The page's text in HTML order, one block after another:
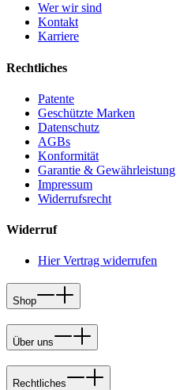
Wer wir sind
Kontakt
Karriere
Rechtliches
Patente
Geschützte Marken
Datenschutz
AGBs
Konformität
Garantie & Gewährleistung
Impressum
Widerrufsrecht
Widerruf
Hier Vertrag widerrufen
Shop
Über uns
Rechtliches